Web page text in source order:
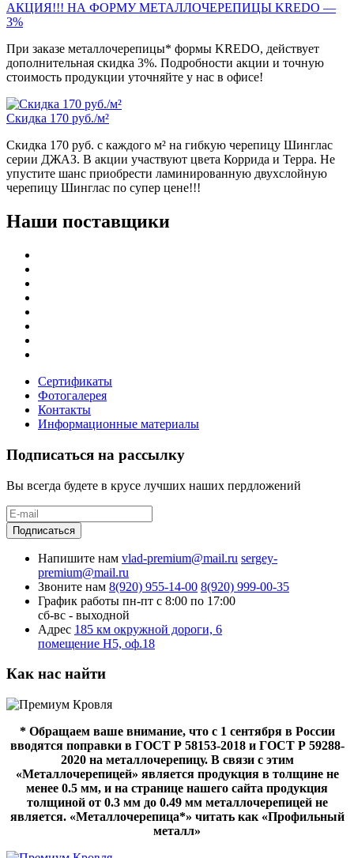
АКЦИЯ!!! НА ФОРМУ МЕТАЛЛОЧЕРЕПИЦЫ KREDO —
3%
При заказе металлочерепицы* формы KREDO, действует
дополнительная скидка 3%. Подробности акции и точную
стоимость продукции уточняйте у нас в офисе!
Скидка 170 руб./м²
Скидка 170 руб. с каждого м² на гибкую черепицу Шинглас
серии ДЖАЗ. В акции участвуют цвета Коррида и Терра. Не
упустите шанс приобрести ламинированную двухслойную
черепицу Шинглас по супер цене!!!
Наши поставщики
Сертификаты
Фотогалерея
Контакты
Информационные материалы
Подписаться на рассылку
Вы всегда будете в крусе лучших наших пердложений
Подписаться
Напишите нам vlad-premium@mail.ru sergey-
premium@mail.ru
Звоните нам 8(920) 955-14-00 8(920) 999-00-35
График работы пн-пт с 8:00 по 17:00
сб-вс - выходной
Адрес 185 км окружной дороги, 6
помещение Н5, оф.18
Как нас найти
* Обращаем ваше внимание, что с 1 сентября в России
вводятся поправки в ГОСТ Р 58153-2018 и ГОСТ Р 59288-
2020 на металлочерепицу. В связи с этим
«Металлочерепицей» является продукция в толщине не
менее 0.5 мм, и на странице нашего сайта продукция
толщиной от 0.3 мм до 0.49 мм металлочерепицей не
является. «Металлочерепица*» читать как «Профильный
металл»